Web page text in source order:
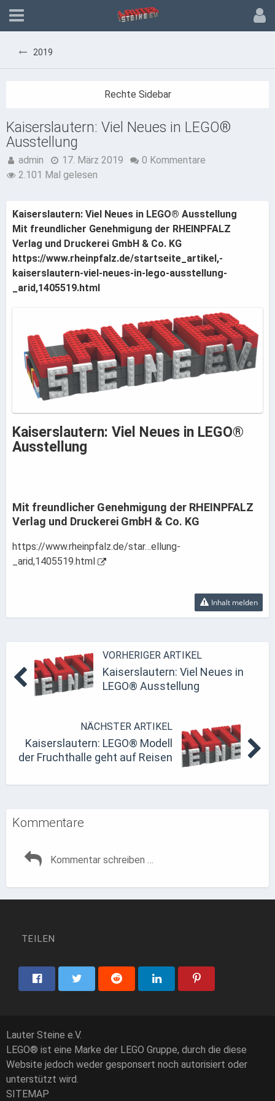
2019
Kaiserslautern: Viel Neues in LEGO®
Ausstellung
admin 17. März 2019
0 Kommentare
2.101 Mal gelesen
Kaiserslautern: Viel Neues in LEGO® Ausstellung
Mit freundlicher Genehmigung der RHEINPFALZ
Verlag und Druckerei GmbH & Co. KG
https://www.rheinpfalz.de/startseite_artikel,-
kaiserslautern-viel-neues-in-lego-ausstellung-
_arid,1405519.html
Kaiserslautern: Viel Neues in LEGO®
Ausstellung
Mit freundlicher Genehmigung der RHEINPFALZ
Verlag und Druckerei GmbH & Co. KG
https://www.rheinpfalz.de/star…ellung-
_arid,1405519.html
Inhalt melden
VORHERIGER ARTIKEL
Kaiserslautern: Viel Neues in
LEGO® Ausstellung
NÄCHSTER ARTIKEL
Kaiserslautern: LEGO® Modell
der Fruchthalle geht auf Reisen
Kommentare
TEILEN
Lauter Steine e.V.
LEGO® ist eine Marke der LEGO Gruppe, durch die diese
Website jedoch weder gesponsert noch autorisiert oder
unterstützt wird.
SITEMAP